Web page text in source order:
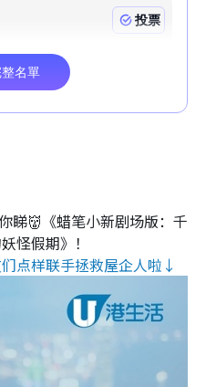
睇👹《蜡笔小新剧场版：千
怪假期》！
点样联手拯救屋企人啦↓